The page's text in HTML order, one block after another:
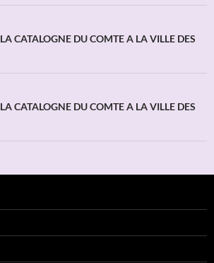
CATALOGNE DU COMTE A LA VILLE DES
CATALOGNE DU COMTE A LA VILLE DES